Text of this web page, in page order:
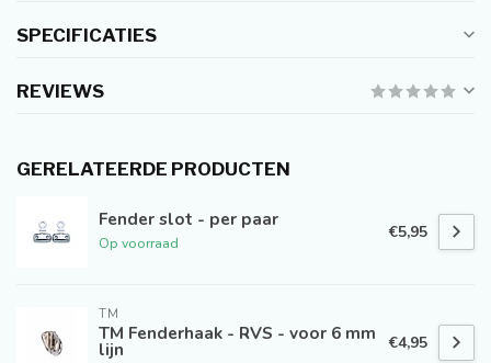
SPECIFICATIES
REVIEWS
GERELATEERDE PRODUCTEN
Fender slot - per paar
Op voorraad
€5,95
TM
TM Fenderhaak - RVS - voor 6 mm
lijn €4,95